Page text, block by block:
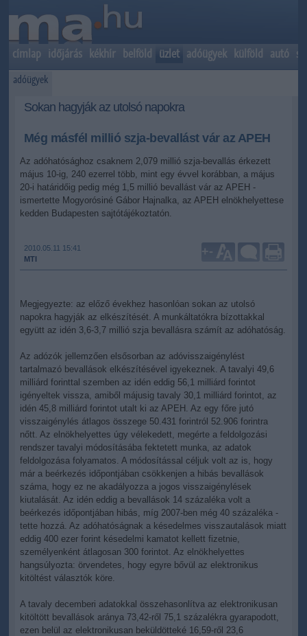
címlap időjárás kékhír belföld üzlet adóügyek külföld autó
adóügyek
Sokan hagyják az utolsó napokra
Még másfél millió szja-bevallást vár az APEH
Az adóhatósághoz csaknem 2,079 millió szja-bevallás érkezett
május 10-ig, 240 ezerrel több, mint egy évvel korábban, a május
20-i határidőig pedig még 1,5 millió bevallást vár az APEH -
ismertette Mogyorósiné Gábor Hajnalka, az APEH elnökhelyettese
kedden Budapesten sajtótájékoztatón.
2010.05.11 15:41
MTI
+-
Megjegyezte: az előző évekhez hasonlóan sokan az utolsó
napokra hagyják az elkészítését. A munkáltatókra bízottakkal
együtt az idén 3,6-3,7 millió szja bevallásra számít az adóhatóság.
Az adózók jellemzően elsősorban az adóvisszaigénylést
tartalmazó bevallások elkészítésével igyekeznek. A tavalyi 49,6
milliárd forinttal szemben az idén eddig 56,1 milliárd forintot
igényeltek vissza, amiből májusig tavaly 30,1 milliárd forintot, az
idén 45,8 milliárd forintot utalt ki az APEH. Az egy főre jutó
visszaigénylés átlagos összege 50.431 forintról 52.906 forintra
nőtt. Az elnökhelyettes úgy vélekedett, megérte a feldolgozási
rendszer tavalyi módosításába fektetett munka, az adatok
feldolgozása folyamatos. A módosítással céljuk volt az is, hogy
már a beérkezés időpontjában csökkenjen a hibás bevallások
száma, hogy ez ne akadályozza a jogos visszaigénylések
kiutalását. Az idén eddig a bevallások 14 százaléka volt a
beérkezés időpontjában hibás, míg 2007-ben még 40 százaléka -
tette hozzá. Az adóhatóságnak a késedelmes visszautalások miatt
eddig 400 ezer forint késedelmi kamatot kellett fizetnie,
személyenként átlagosan 300 forintot. Az elnökhelyettes
hangsúlyozta: örvendetes, hogy egyre bővül az elektronikus
kitöltést választók köre.
A tavaly decemberi adatokkal összehasonlítva az elektronikusan
kitöltött bevallások aránya 73,42-ről 75,1 százalékra gyarapodott,
ezen belül az elektronikusan beküldötteké 16,59-ről 23,6